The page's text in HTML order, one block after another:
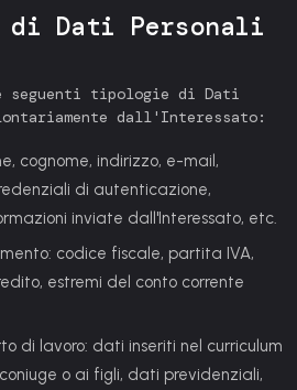
di Dati Personali
tipologie di Dati
dall'Interessato:
cognome, indirizzo, e-mail,
di autenticazione,
inviate dall'Interessato, etc.
codice fiscale, partita IVA,
estremi del conto corrente
di lavoro: dati inseriti nel curriculum
o ai figli, dati previdenziali,